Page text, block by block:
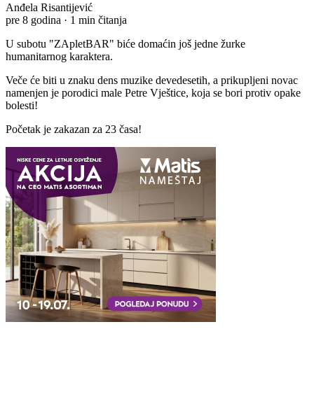
Anđela Risantijević
pre 8 godina · 1 min čitanja
U subotu "ZApletBAR" biće domaćin još jedne žurke
humanitarnog karaktera.
Veče će biti u znaku dens muzike devedesetih, a prikupljeni novac
namenjen je porodici male Petre Vještice, koja se bori protiv opake
bolesti!
Početak je zakazan za 23 časa!